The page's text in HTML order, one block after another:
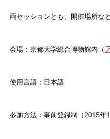
両セッションとも、開催場所な
会場：京都大学総合博物館内（
使用言語：日本語
参加方法：事前登録制（2015年